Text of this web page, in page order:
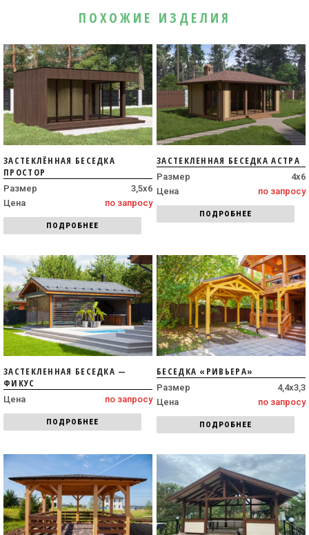
ПОХОЖИЕ ИЗДЕЛИЯ
ЗАСТЕКЛЁННАЯ БЕСЕДКА
ПРОСТОР
Размер
3,5х6
Цена
по запросу
ПОДРОБНЕЕ
ЗАСТЕКЛЕННАЯ БЕСЕДКА АСТРА
Размер
4х6
Цена
по запросу
ПОДРОБНЕЕ
ЗАСТЕКЛЕННАЯ БЕСЕДКА —
ФИКУС
Цена по запросу
ПОДРОБНЕЕ
БЕСЕДКА «РИВЬЕРА»
Размер
4,4х3,3
Цена
по запросу
ПОДРОБНЕЕ